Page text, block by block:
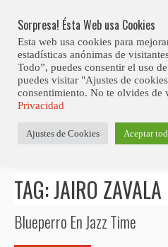
content
Club Contest.
Posts tagged "Jairo
TAG: JAIRO ZAVALA
Blueperro En Jazz Time
Sorpresa! Ésta Web usa Cookies
Esta web usa cookies para
estadísticas anónimas de
Todo”, puedes consentir el uso
puedes visitar "Ajustes de
consentimiento. No te olvides de
Privacidad
Ajustes de Cookies Aceptar